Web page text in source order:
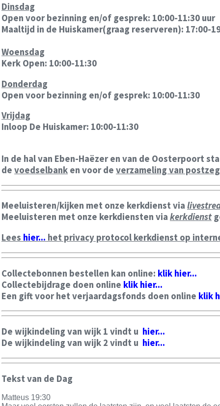
Dinsdag
Open voor bezinning en/of gesprek: 10:00-11:30 uur
Maaltijd in de Huiskamer(graag reserveren): 17:00-
Woensdag
Kerk Open: 10:00-11:30
Donderdag
Open voor bezinning en/of gesprek: 10:00-11:30
Vrijdag
Inloop De Huiskamer: 10:00-11:30
In de hal van Eben-Haëzer en van de Oosterpoort
de voedselbank en voor de verzameling van
Meeluisteren/kijken met onze kerkdienst via
Meeluisteren met onze kerkdiensten via kerkdienst
Lees hier... het privacy protocol kerkdienst op
Collectebonnen bestellen kan online: klik hier...
Collectebijdrage doen online klik hier...
Een gift voor het verjaardagsfonds doen online klik
De wijkindeling van wijk 1 vindt u hier...
De wijkindeling van wijk 2 vindt u hier...
Tekst van de Dag
Matteus 19:30